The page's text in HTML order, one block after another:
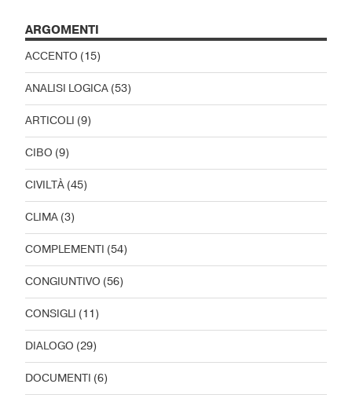
ARGOMENTI
ACCENTO (15)
ANALISI LOGICA (53)
ARTICOLI (9)
CIBO (9)
CIVILTÀ (45)
CLIMA (3)
COMPLEMENTI (54)
CONGIUNTIVO (56)
CONSIGLI (11)
DIALOGO (29)
DOCUMENTI (6)